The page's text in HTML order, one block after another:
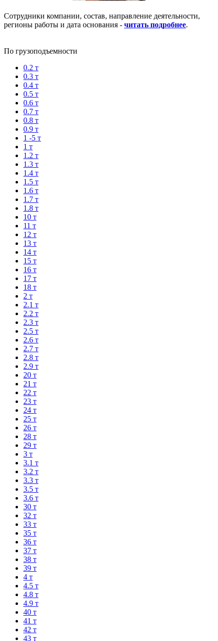
Сотрудники компании, состав, направление деятельности,
регионы работы и дата основания - читать подробнее.
По грузоподъемности
0.2 т
0.3 т
0.4 т
0.5 т
0.6 т
0.7 т
0.8 т
0.9 т
1 -5 т
1 т
1.2 т
1.3 т
1.4 т
1.5 т
1.6 т
1.7 т
1.8 т
10 т
11 т
12 т
13 т
14 т
15 т
16 т
17 т
18 т
2 т
2.1 т
2.2 т
2.3 т
2.5 т
2.6 т
2.7 т
2.8 т
2.9 т
20 т
21 т
22 т
23 т
24 т
25 т
26 т
28 т
29 т
3 т
3.1 т
3.2 т
3.3 т
3.5 т
3.6 т
30 т
32 т
33 т
35 т
36 т
37 т
38 т
39 т
4 т
4.5 т
4.8 т
4.9 т
40 т
41 т
42 т
43 т